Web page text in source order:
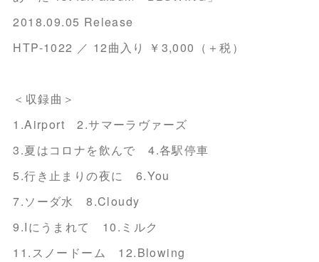
2018.09.05 Release
HTP-1022 ／ 12曲入り ￥3,000（＋税）
＜収録曲＞
1.Airport 2.サマーラヴァーズ
3.夏はコロナを飲んで 4.各駅停車
5.行き止まりの夜に 6.You
7.ソーダ水 8.Cloudy
9.Iにうまれて 10.ミルク
11.スノードーム 12.Blowing